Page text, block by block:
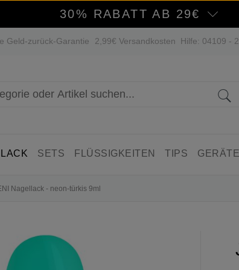
30% RABATT AB 29€
Geld-zurück-Garantie 2,99€ Versandkosten Hilfe: 04109 -
SETS FLÜSSIGKEITEN TIPS GERÄTE
Nagellack - neon-türkis 9ml